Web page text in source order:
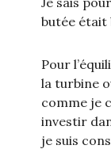
butée était
Pour
la turbine
comme je
investir
je suis